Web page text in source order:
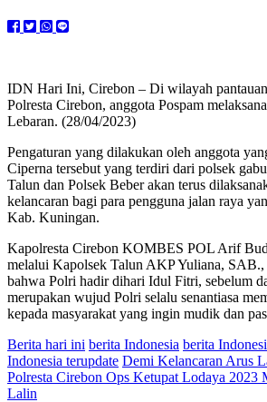
IDN Hari Ini, Cirebon – Di wilayah
Polresta Cirebon, anggota Pospam
Lebaran. (28/04/2023)
Pengaturan yang dilakukan oleh anggota
Ciperna tersebut yang terdiri dari polsek
Talun dan Polsek Beber akan terus
kelancaran bagi para pengguna jalan raya
Kab. Kuningan.
Kapolresta Cirebon KOMBES POL Arif
melalui Kapolsek Talun AKP Yuliana, SAB.,
bahwa Polri hadir dihari Idul Fitri, sebelum
merupakan wujud Polri selalu senantiasa
kepada masyarakat yang ingin mudik dan
Berita hari ini berita Indonesia berita
Indonesia terupdate Demi Kelancaran Arus
Polresta Cirebon Ops Ketupat Lodaya 2023
Lalin